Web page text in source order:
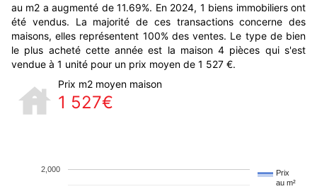
au m2 a augmenté de 11.69%. En 2024, 1 biens immobiliers ont
été vendus. La majorité de ces transactions concerne des
maisons, elles représentent 100% des ventes. Le type de bien
le plus acheté cette année est la maison 4 pièces qui s'est
vendue à 1 unité pour un prix moyen de 1 527 €.
Prix m2 moyen maison
1 527€
Prix
au m²
2,000